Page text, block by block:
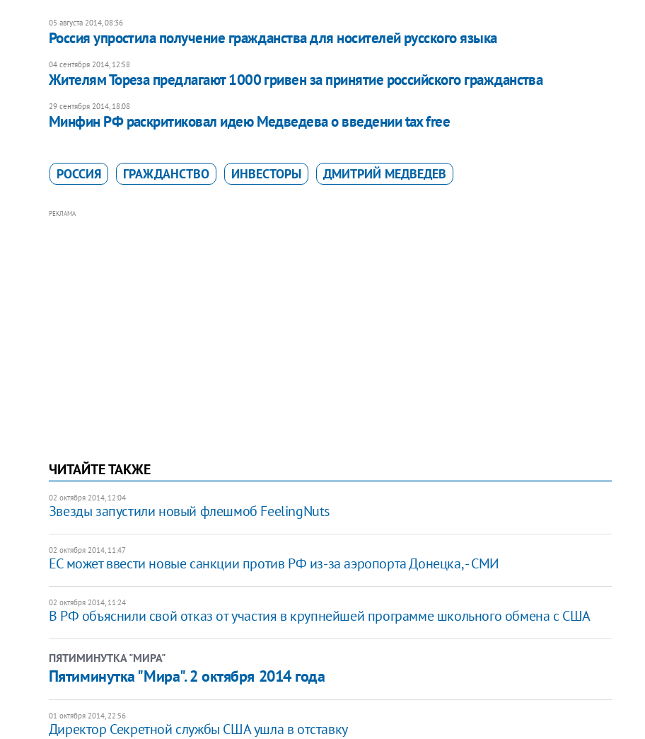
05 августа 2014, 08:36
Россия упростила получение гражданства для носителей русского языка
04 сентября 2014, 12:58
Жителям Тореза предлагают 1000 гривен за принятие российского гражданства
29 сентября 2014, 18:08
Минфин РФ раскритиковал идею Медведева о введении tax free
РОССИЯ ГРАЖДАНСТВО ИНВЕСТОРЫ ДМИТРИЙ МЕДВЕДЕВ
РЕКЛАМА
ЧИТАЙТЕ ТАКЖЕ
02 октября 2014, 12:04
Звезды запустили новый флешмоб FeelingNuts
02 октября 2014, 11:47
ЕС может ввести новые санкции против РФ из-за аэропорта Донецка, - СМИ
02 октября 2014, 11:24
​В РФ объяснили свой отказ от участия в крупнейшей программе школьного обмена с США
ПЯТИМИНУТКА "МИРА"
Пятиминутка "Мира". 2 октября 2014 года
01 октября 2014, 22:56
Директор Секретной службы США ушла в отставку